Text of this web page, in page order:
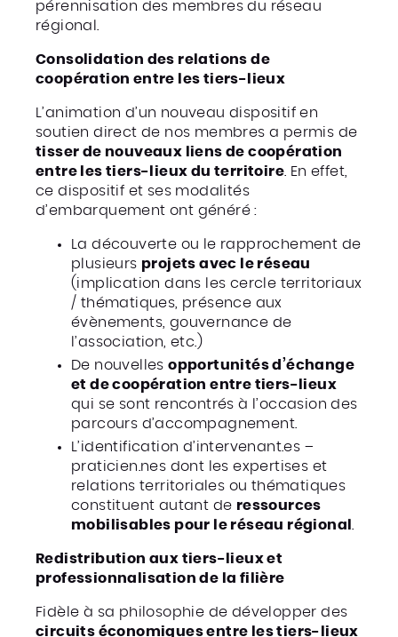
pérennisation des membres du réseau
régional.
Consolidation des relations de
coopération entre les tiers-lieux
L’animation d’un nouveau dispositif en
soutien direct de nos membres a permis de
tisser de nouveaux liens de coopération
entre les tiers-lieux du territoire . En effet,
ce dispositif et ses modalités
d’embarquement ont généré :
La découverte ou le rapprochement de
plusieurs projets avec le réseau
(implication dans les cercle territoriaux
/ thématiques, présence aux
évènements, gouvernance de
l’association, etc.)
De nouvellesopportunités d’échange
et de coopération entre tiers-lieux
qui se sont rencontrés à l’occasion des
parcours d’accompagnement.
L’identification d’intervenant.es –
praticien.nes dont les expertises et
relations territoriales ou thématiques
constituent autant de ressources
mobilisables pour le réseau régional
Redistribution aux tiers-lieux et
professionnalisation de la filière
Fidèle à sa philosophie de développer des
circuits économiques entre les tiers-lieux